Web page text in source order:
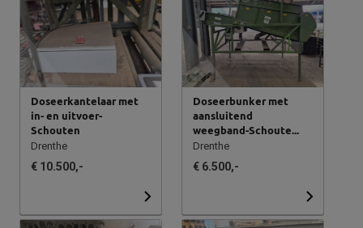
Doseerkantelaar met
in- en uitvoer-
Schouten
Drenthe
€ 10.500,-
Doseerbunker met
aansluitend
weegband-Schoute...
Drenthe
€ 6.500,-